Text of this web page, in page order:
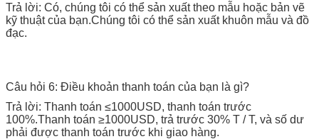
Trả lời: Có, chúng tôi có thể sản xuất theo mẫu hoặc bản vẽ
kỹ thuật của bạn.Chúng tôi có thể sản xuất khuôn mẫu và đồ
đạc.
Câu hỏi 6: Điều khoản thanh toán của bạn là gì?
Trả lời: Thanh toán ≤1000USD, thanh toán trước
100%.Thanh toán ≥1000USD, trả trước 30% T / T, và số dư
phải được thanh toán trước khi giao hàng.